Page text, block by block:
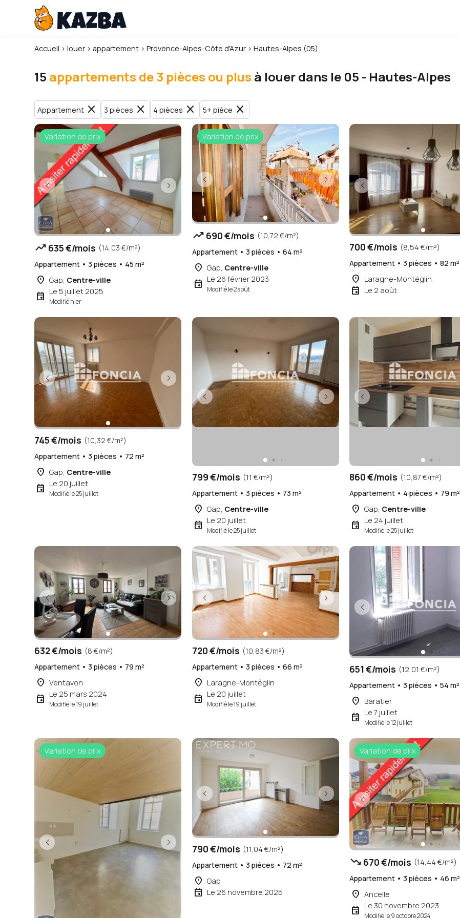
Accueil ›louer › appartement ›Provence-Alpes-Côte d'Azur ›Hautes-Alpes (05)
15 appartements de 3 pièces ou plus à louer dans le 05 - Hautes-Alpes
Appartement close 3 pièces close 4 pièces close 5+ pièce close
Variation de prix
trending_up 635 €/mois (14,03 €/m²)
Appartement • 3 pièces • 45 m²
place Gap, Centre-ville
event Le 5 juillet 2025
Modifié hier
Variation de prix
trending_up 690 €/mois (10,72 €/m²)
Appartement • 3 pièces • 64 m²
place Gap, Centre-ville
event Le 26 février 2023
Modifié le 2 août
700 €/mois (8,54 €/m²)
Appartement • 3 pièces • 82 m²
place Laragne-Montéglin
event Le 2 août
745 €/mois (10,32 €/m²)
Appartement • 3 pièces • 72 m²
place Gap, Centre-ville
event Le 20 juillet
Modifié le 25 juillet
799 €/mois (11 €/m²)
Appartement • 3 pièces • 73 m²
place Gap, Centre-ville
event Le 20 juillet
Modifié le 25 juillet
860 €/mois (10,87 €/m²)
Appartement • 4 pièces • 79 m²
place Gap, Centre-ville
event Le 24 juillet
Modifié le 25 juillet
632 €/mois (8 €/m²)
Appartement • 3 pièces • 79 m²
place Ventavon
event Le 25 mars 2024
Modifié le 19 juillet
720 €/mois (10,83 €/m²)
Appartement • 3 pièces • 66 m²
place Laragne-Montéglin
event Le 20 juillet
Modifié le 19 juillet
651 €/mois (12,01 €/m²)
Appartement • 3 pièces • 54 m²
place Baratier
event Le 7 juillet
Modifié le 12 juillet
Variation de prix
790 €/mois (11,04 €/m²)
Appartement • 3 pièces • 72 m²
place Gap
event Le 26 novembre 2025
Variation de prix
trending_down 670 €/mois (14,44 €/m²)
Appartement • 3 pièces • 46 m²
place Ancelle
event Le 30 novembre 2023
Modifié le 9 octobre 2024